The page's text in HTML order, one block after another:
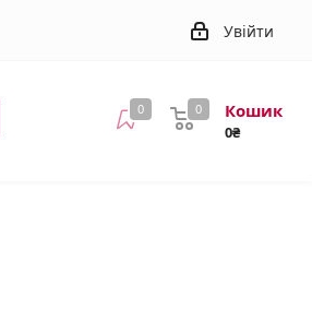
Увійти
0 Кошик
0₴
0